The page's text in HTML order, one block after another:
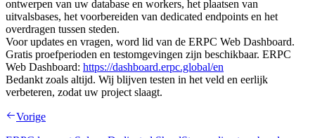
ontwerpen van uw database en workers, het plaatsen van
uitvalsbases, het voorbereiden van dedicated endpoints en het
overdragen tussen steden.
Voor updates en vragen, word lid van de ERPC Web Dashboard.
Gratis proefperioden en testomgevingen zijn beschikbaar. ERPC
Web Dashboard: https://dashboard.erpc.global/en
Bedankt zoals altijd. Wij blijven testen in het veld en eerlijk
verbeteren, zodat uw project slaagt.
Vorige